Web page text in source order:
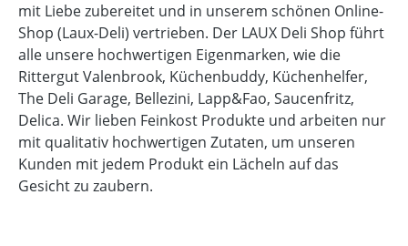
mit Liebe zubereitet und in unserem schönen Online-
Shop (Laux-Deli) vertrieben. Der LAUX Deli Shop führt
alle unsere hochwertigen Eigenmarken, wie die
Rittergut Valenbrook, Küchenbuddy, Küchenhelfer,
The Deli Garage, Bellezini, Lapp&Fao, Saucenfritz,
Delica. Wir lieben Feinkost Produkte und arbeiten nur
mit qualitativ hochwertigen Zutaten, um unseren
Kunden mit jedem Produkt ein Lächeln auf das
Gesicht zu zaubern.